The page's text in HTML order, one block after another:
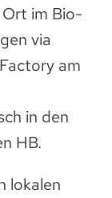
im Bio-
via
am
in den
HB.
lokalen